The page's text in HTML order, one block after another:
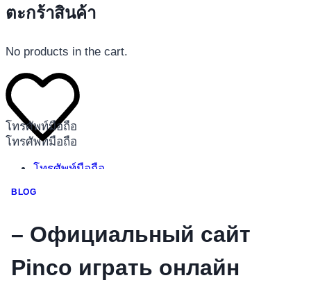
โทรศัพท์มือถือ
โทรศัพท์มือถือ
โทรศัพท์มือถือ
อุปกรณ์เสริมโทรศัพท์
ตะกร้าสินค้า
No products in the cart.
BLOG
– Официальный сайт
Pinco играть онлайн